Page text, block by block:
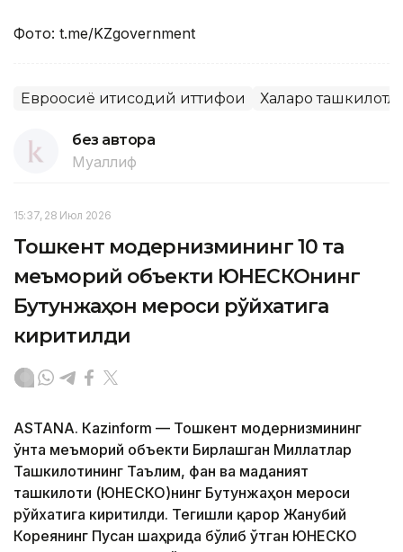
Фото: t.me/KZgovernment
Евроосиё иқтисодий иттифоқи Халқаро
без автора
Муаллиф
15:37, 28 Июл 2026
Тошкент модернизмининг 10 та
меъморий объекти ЮНEСКОнинг
Бутунжаҳон мероси рўйхатига
киритилди
ASTANА. Кazinform — Тошкент модернизмининг
ўнта меъморий объекти Бирлашган Миллатлар
Ташкилотининг Таълим, фан ва маданият
ташкилоти (ЮНEСКО)нинг Бутунжаҳон мероси
рўйхатига киритилди. Тегишли қарор Жанубий
Кореянинг Пусан ​​шаҳрида бўлиб ўтган ЮНEСКО